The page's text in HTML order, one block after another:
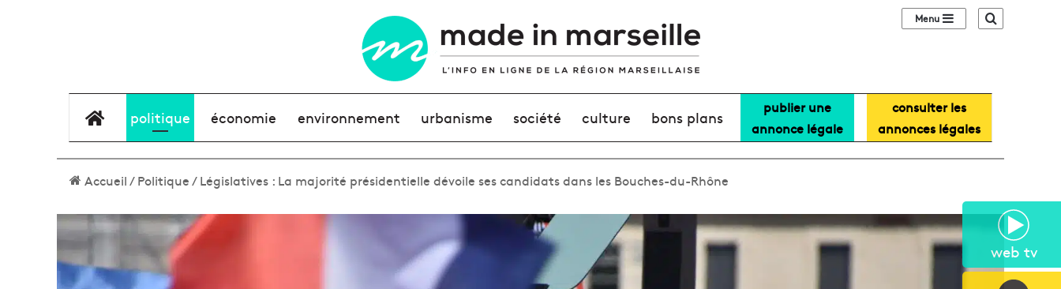
web tv
Sidebar (barre
élément de menu
politique économie environnement urbanisme société culture bons plans
publier une
annonce légale
consulter les
annonces légales
Accueil/Politique/Législatives : La majorité présidentielle dévoile ses candidats dans les Bouches-du-Rhône